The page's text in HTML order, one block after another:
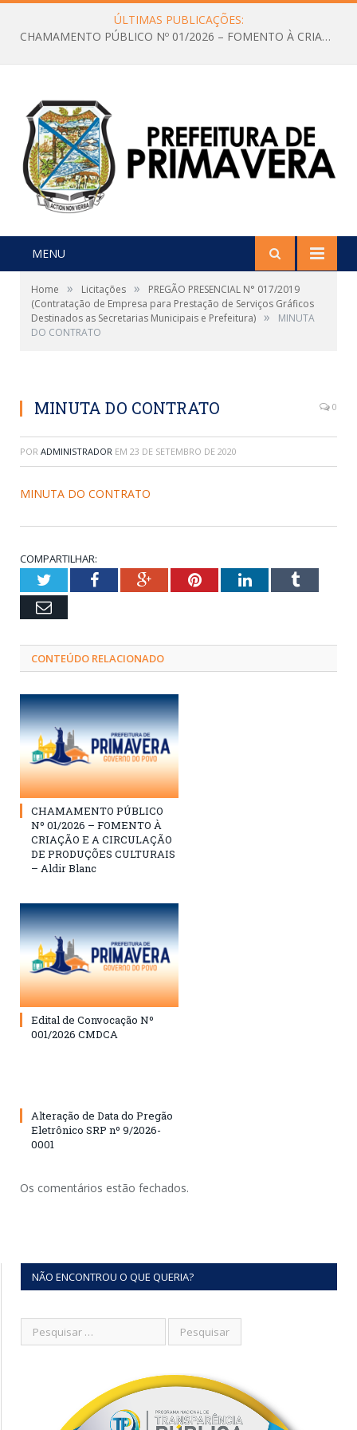
ÚLTIMAS PUBLICAÇÕES:
CHAMAMENTO PÚBLICO Nº 01/2026 – FOMENTO À CRIAÇÃO E A CIRCULAÇÃO DE PRODUÇÕES CULTURAIS – Aldir Blanc
MENU
Home » Licitações »
PREGÃO PRESENCIAL N° 017/2019
(Contratação de Empresa para Prestação de Serviços Gráficos
Destinados as Secretarias Municipais e Prefeitura) »
MINUTA
DO CONTRATO
MINUTA DO CONTRATO 0
POR ADMINISTRADOR EM 23 DE SETEMBRO DE 2020
MINUTA DO CONTRATO
COMPARTILHAR:
TwitterFacebookGoogle+PinterestLinkedInTumblr
Email
CONTEÚDO RELACIONADO
CHAMAMENTO PÚBLICO
Nº 01/2026 – FOMENTO À
CRIAÇÃO E A CIRCULAÇÃO
DE PRODUÇÕES CULTURAIS
– Aldir Blanc
Edital de Convocação Nº
001/2026 CMDCA
Alteração de Data do Pregão
Eletrônico SRP nº 9/2026-
0001
Os comentários estão fechados.
NÃO ENCONTROU O QUE QUERIA?